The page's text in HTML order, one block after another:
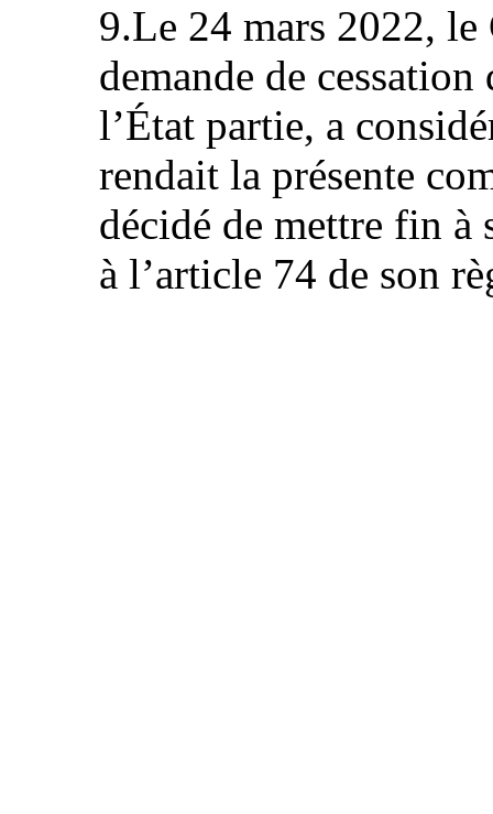
9.Le 24 mars 2022,
demande de cessation
l’État partie, a
rendait la présente
décidé de mettre fin à
à l’article 74 de son